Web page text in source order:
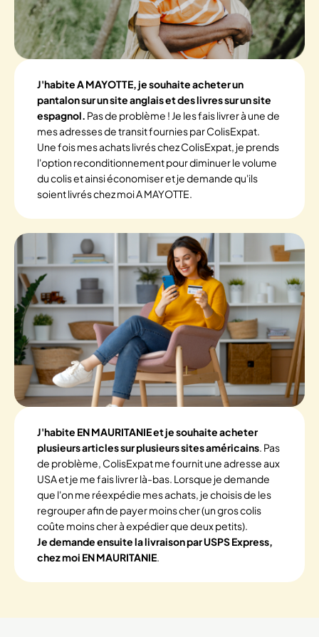
J'habite A MAYOTTE, je souhaite acheter un
pantalon sur un site anglais et des livres sur un site
espagnol. Pas de problème ! Je les fais livrer à une de
mes adresses de transit fournies par ColisExpat.
Une fois mes achats livrés chez ColisExpat, je prends
l'option reconditionnement pour diminuer le volume
du colis et ainsi économiser et je demande qu'ils
soient livrés chez moi A MAYOTTE.
J'habite EN MAURITANIE et je souhaite acheter
plusieurs articles sur plusieurs sites américains. Pas
de problème, ColisExpat me fournit une adresse aux
USA et je me fais livrer là-bas. Lorsque je demande
que l'on me réexpédie mes achats, je choisis de les
regrouper afin de payer moins cher (un gros colis
coûte moins cher à expédier que deux petits).
Je demande ensuite la livraison par USPS Express,
chez moi EN MAURITANIE.